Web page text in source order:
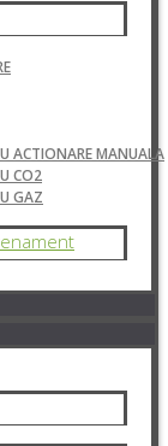
ACTIONARE MANUALA
CO2
GAZ